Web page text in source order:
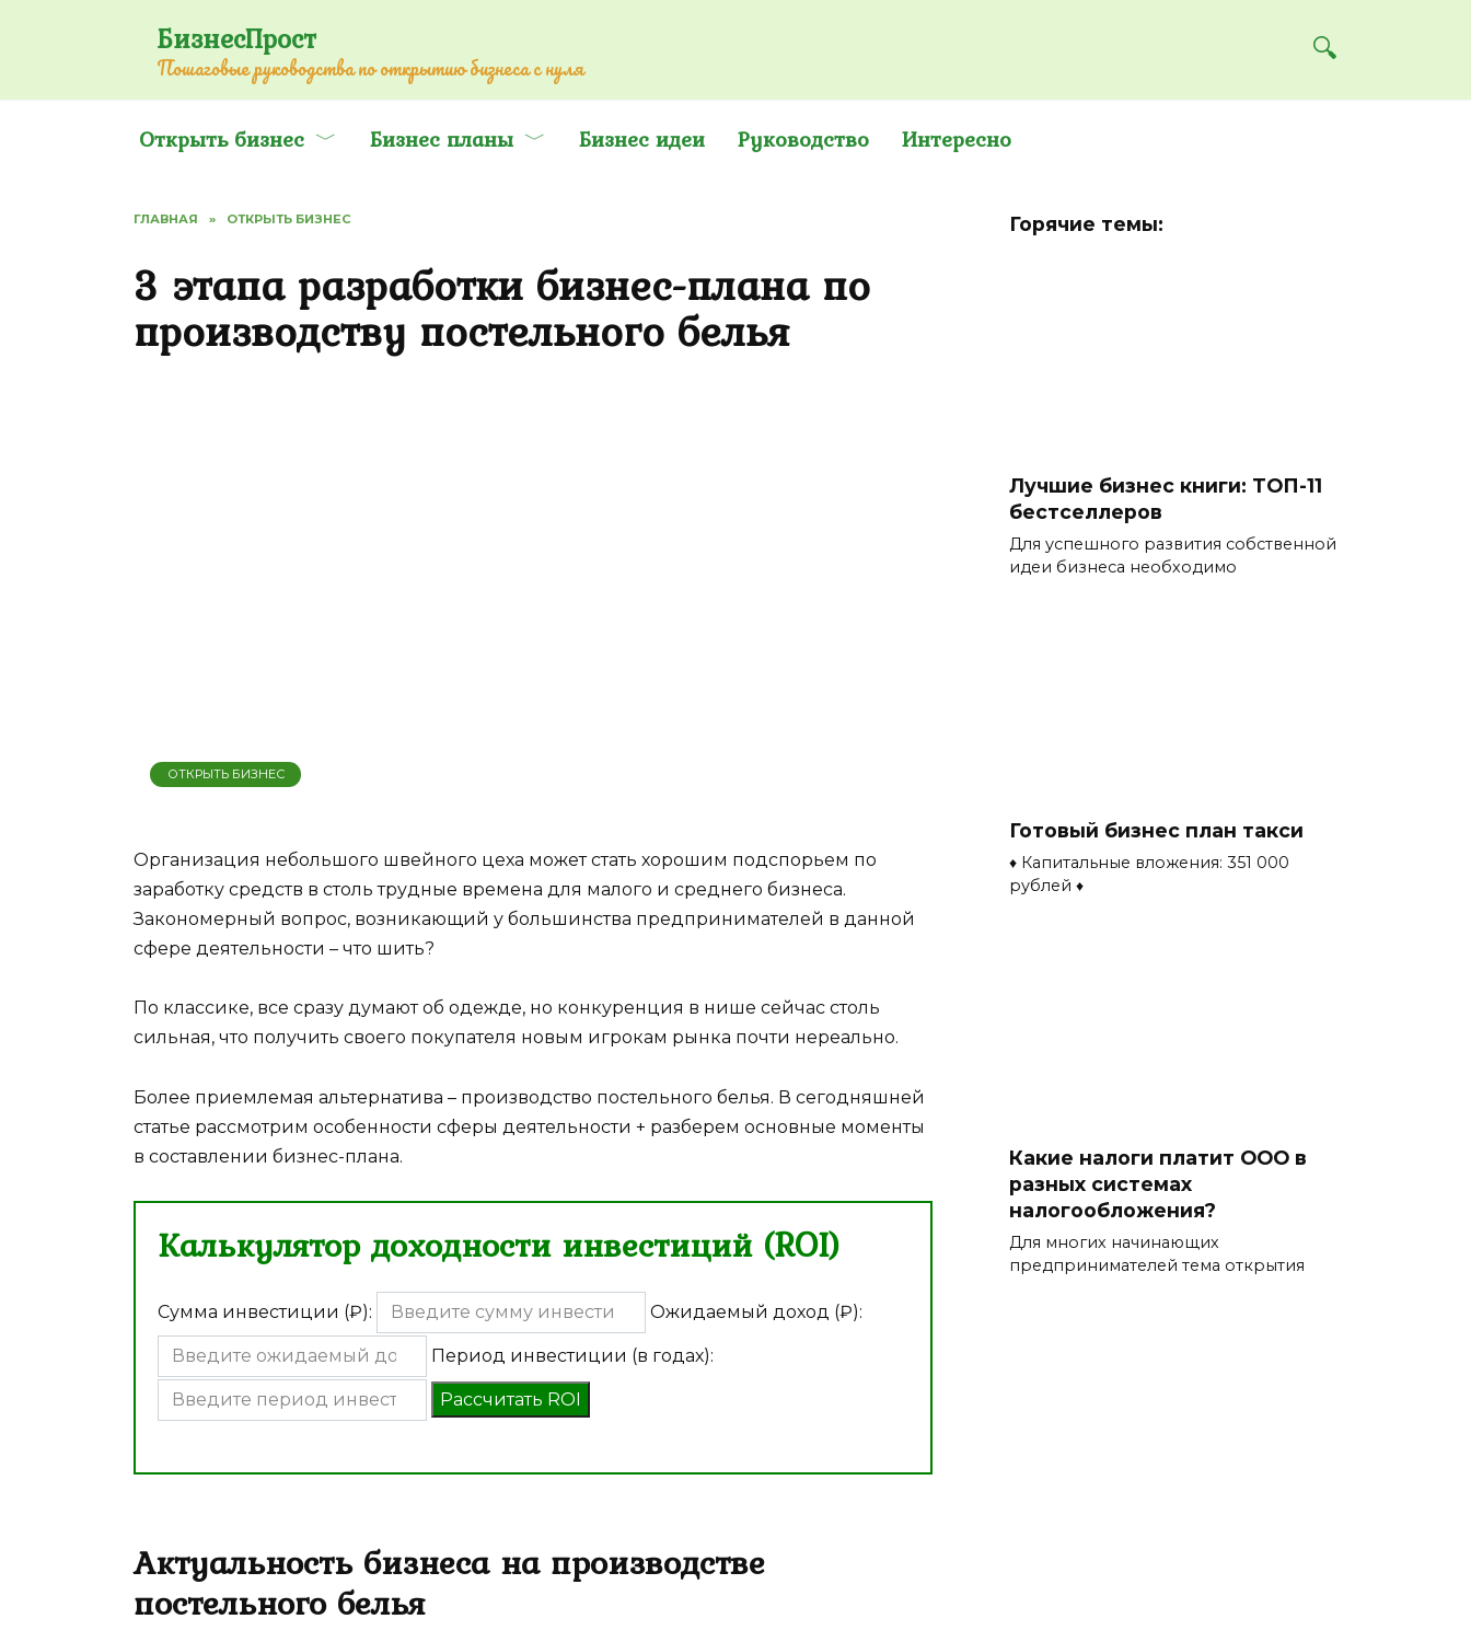
БизнесПрост
Пошаговые руководства по открытию бизнеса с нуля
Открыть бизнес Бизнес планы Бизнес идеи Руководство Интересно
ГЛАВНАЯ » ОТКРЫТЬ БИЗНЕС
3 этапа разработки бизнес-плана по
производству постельного белья
ОТКРЫТЬ БИЗНЕС
Организация небольшого швейного цеха может стать хорошим подспорьем по
заработку средств в столь трудные времена для малого и среднего бизнеса.
Закономерный вопрос, возникающий у большинства предпринимателей в данной
сфере деятельности – что шить?
По классике, все сразу думают об одежде, но конкуренция в нише сейчас столь
сильная, что получить своего покупателя новым игрокам рынка почти нереально.
Более приемлемая альтернатива – производство постельного белья. В сегодняшней
статье рассмотрим особенности сферы деятельности + разберем основные моменты
в составлении бизнес-плана.
Калькулятор доходности инвестиций (ROI)
Сумма инвестиции (₽): Ожидаемый доход (₽):
Период инвестиции (в годах):
Рассчитать ROI
Актуальность бизнеса на производстве
постельного белья
Горячие темы:
Лучшие бизнес книги: ТОП-11
бестселлеров
Для успешного развития собственной
идеи бизнеса необходимо
Готовый бизнес план такси
♦ Капитальные вложения: 351 000
рублей ♦
Какие налоги платит ООО в
разных системах
налогообложения?
Для многих начинающих
предпринимателей тема открытия